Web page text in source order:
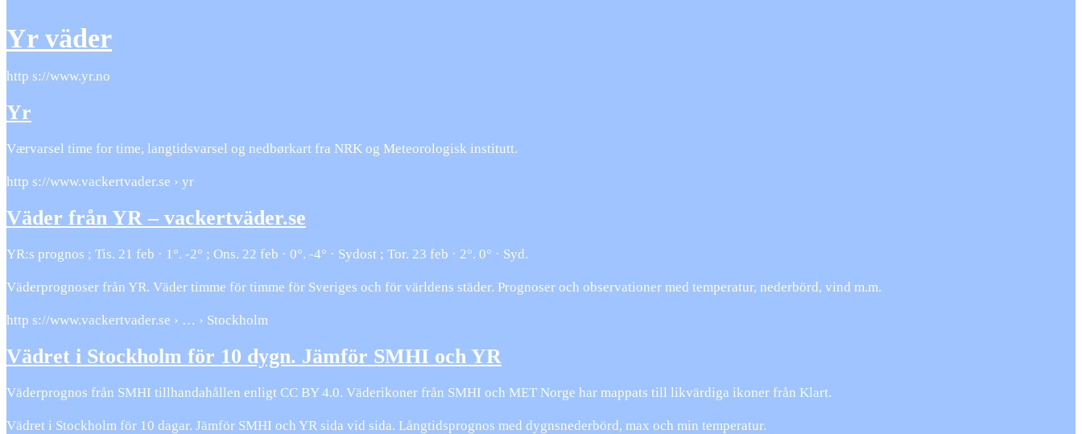
Yr väder
http s://www.yr.no
Yr
Værvarsel time for time, langtidsvarsel og nedbørkart fra NRK og Meteorologisk institutt.
http s://www.vackertvader.se › yr
Väder från YR – vackertväder.se
YR:s prognos ; Tis. 21 feb · 1°. -2° ; Ons. 22 feb · 0°. -4° · Sydost ; Tor. 23 feb · 2°. 0° · Syd.
Väderprognoser från YR. Väder timme för timme för Sveriges och för världens städer. Prognoser och observationer med temperatur, nederbörd, vind m.m.
http s://www.vackertvader.se › … › Stockholm
Vädret i Stockholm för 10 dygn. Jämför SMHI och YR
Väderprognos från SMHI tillhandahållen enligt CC BY 4.0. Väderikoner från SMHI och MET Norge har mappats till likvärdiga ikoner från Klart.
Vädret i Stockholm för 10 dagar. Jämför SMHI och YR sida vid sida. Långtidsprognos med dygnsnederbörd, max och min temperatur.